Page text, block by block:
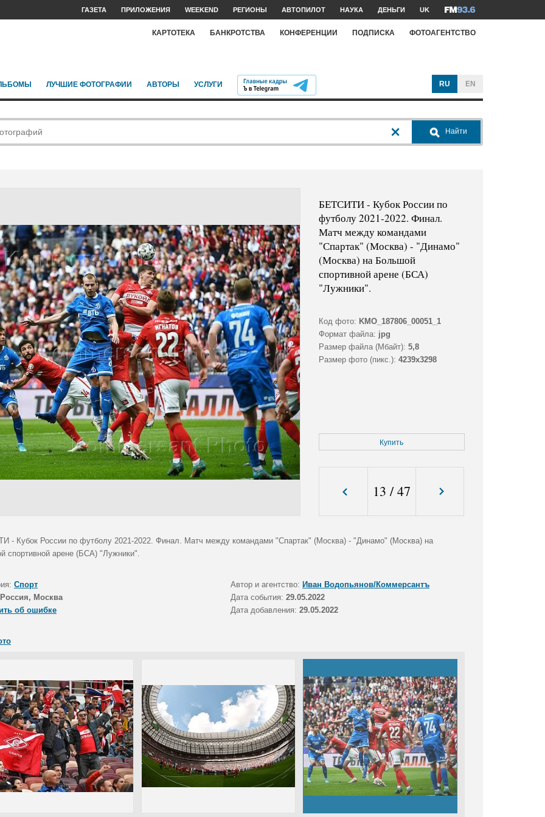
ГАЗЕТА ПРИЛОЖЕНИЯ WEEKEND РЕГИОНЫ АВТОПИЛОТ НАУКА ДЕНЬГИ UK
КАРТОТЕКА БАНКРОТСТВА КОНФЕРЕНЦИИ ПОДПИСКА ФОТОАГЕНТСТВО
ЛУЧШИЕ ФОТОГРАФИИ АВТОРЫ УСЛУГИ RU EN
Найти
БЕТСИТИ - Кубок России по
футболу 2021-2022. Финал.
Матч между командами
"Спартак" (Москва) - "Динамо"
(Москва) на Большой
спортивной арене (БСА)
"Лужники".
Код фото: KMO_187806_00051_1
Формат файла: jpg
Размер файла (Мбайт): 5,8
Размер фото (пикс.): 4239x3298
Купить
13 /47
- Кубок России по футболу 2021-2022. Финал. Матч между командами "Спартак" (Москва) - "Динамо" (Москва) на
спортивной арене (БСА) "Лужники".
Спорт Автор и агентство: Иван Водопьянов/Коммерсантъ
Россия, Москва Дата события: 29.05.2022
об ошибке
Дата добавления: 29.05.2022